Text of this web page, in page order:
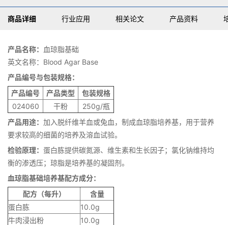
商品详细 行业应用 相关论文 产品资料
产品名称：
血琼脂基础
英文名称：Blood Agar Base
产品编号与包装规格：
产品编号
产品类型
包装规格
024060
干粉
250g/瓶
产品用途： 加入脱纤维羊血或兔血，制成血琼脂培养基，用于营养
要求较高的细菌的培养及溶血试验。
检验原理： 蛋白胨提供碳氮源、维生素和生长因子；氯化钠维持均
衡的渗透压；琼脂是培养基的凝固剂。
血琼脂基础培养基配方成分：
配方（每升）
含量
蛋白胨
10.0g
牛肉浸出粉
10.0g